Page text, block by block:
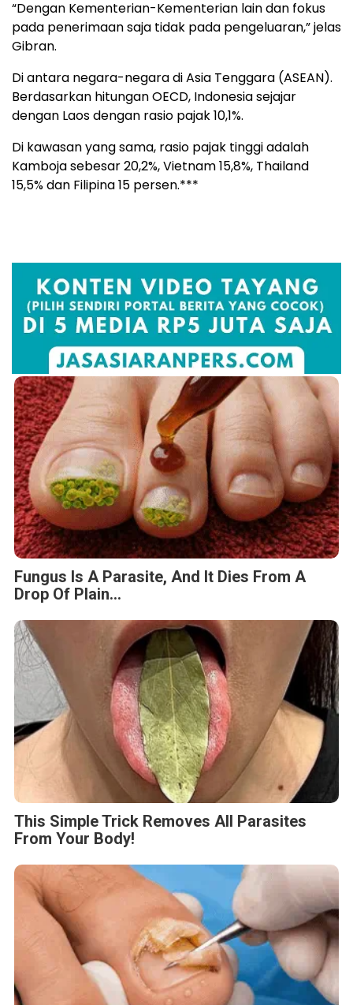
“Dengan Kementerian-Kementerian lain dan fokus
pada penerimaan saja tidak pada pengeluaran,” jelas
Gibran.
Di antara negara-negara di Asia Tenggara (ASEAN).
Berdasarkan hitungan OECD, Indonesia sejajar
dengan Laos dengan rasio pajak 10,1%.
Di kawasan yang sama, rasio pajak tinggi adalah
Kamboja sebesar 20,2%, Vietnam 15,8%, Thailand
15,5% dan Filipina 15 persen.***
Fungus Is A Parasite, And It Dies From A
Drop Of Plain...
This Simple Trick Removes All Parasites
From Your Body!